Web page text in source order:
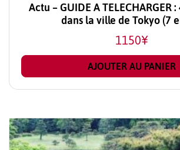
Actu – GUIDE A TELECHARGER
dans la ville de Tokyo (7
1150¥
AJOUTER AU PANIER